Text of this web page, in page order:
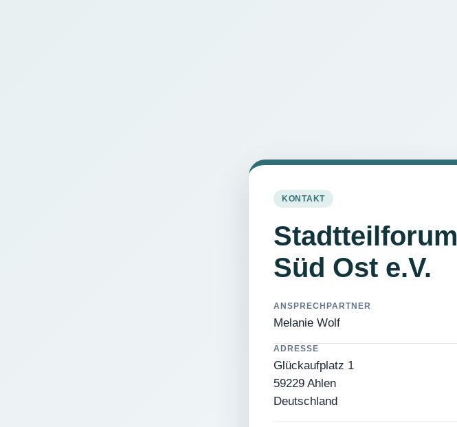
KONTAKT
Stadtteilforum
Süd Ost e.V.
ANSPRECHPARTNER
Melanie Wolf
ADRESSE
Glückaufplatz 1
59229 Ahlen
Deutschland